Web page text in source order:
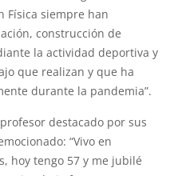
Física siempre han
construcción de
la actividad deportiva y
que realizan y que ha
durante la pandemia”.
destacado por sus
“Vivo en
hoy tengo 57 y me jubilé